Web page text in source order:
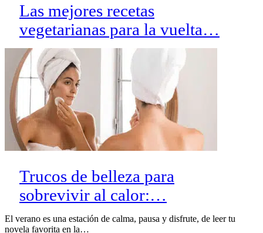
Las mejores recetas
vegetarianas para la vuelta…
Trucos de belleza para
sobrevivir al calor:…
El verano es una estación de calma, pausa y disfrute, de leer tu
novela favorita en la…